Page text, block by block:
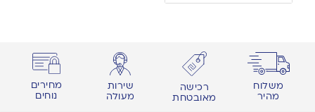
משלוח
מהיר
רכישה
מאובטחת
שירות
מעולה
מחירים
נוחים